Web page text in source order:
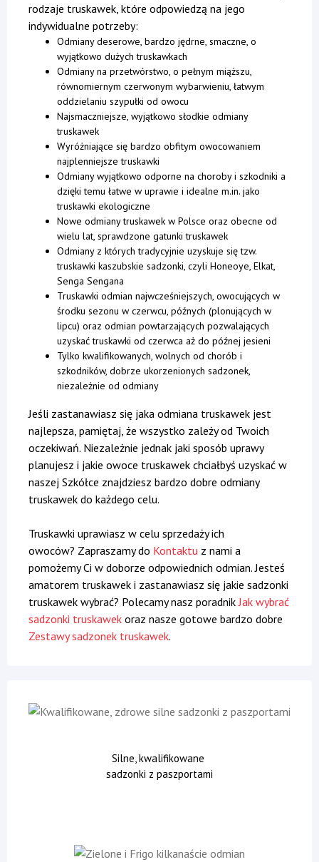
rodzaje truskawek, które odpowiedzą na jego
indywidualne potrzeby:
Odmiany deserowe, bardzo jędrne, smaczne, o
wyjątkowo dużych truskawkach
Odmiany na przetwórstwo, o pełnym miąższu,
równomiernym czerwonym wybarwieniu, łatwym
oddzielaniu szypułki od owocu
Najsmaczniejsze, wyjątkowo słodkie odmiany
truskawek
Wyróżniające się bardzo obfitym owocowaniem
najplenniejsze truskawki
Odmiany wyjątkowo odporne na choroby i szkodniki a
dzięki temu łatwe w uprawie i idealne m.in. jako
truskawki ekologiczne
Nowe odmiany truskawek w Polsce oraz obecne od
wielu lat, sprawdzone gatunki truskawek
Odmiany z których tradycyjnie uzyskuje się tzw.
truskawki kaszubskie sadzonki, czyli Honeoye, Elkat,
Senga Sengana
Truskawki odmian najwcześniejszych, owocujących w
środku sezonu w czerwcu, późnych (plonujących w
lipcu) oraz odmian powtarzających pozwalających
uzyskać truskawki od czerwca aż do późnej jesieni
Tylko kwalifikowanych, wolnych od chorób i
szkodników, dobrze ukorzenionych sadzonek,
niezależnie od odmiany
Jeśli zastanawiasz się jaka odmiana truskawek jest
najlepsza, pamiętaj, że wszystko zależy od Twoich
oczekiwań. Niezależnie jednak jaki sposób uprawy
planujesz i jakie owoce truskawek chciałbyś uzyskać w
naszej Szkółce znajdziesz bardzo dobre odmiany
truskawek do każdego celu.
Truskawki uprawiasz w celu sprzedaży ich
owoców? Zapraszamy do Kontaktu z nami a
pomożemy Ci w doborze odpowiednich odmian. Jesteś
amatorem truskawek i zastanawiasz się jakie sadzonki
truskawek wybrać? Polecamy nasz poradnikJak wybrać
sadzonki truskawek oraz nasze gotowe bardzo dobre
Zestawy sadzonek truskawek.
Silne, kwalifikowane
sadzonki z paszportami